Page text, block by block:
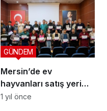
Mersin’de ev
hayvanları satış yeri
sahiplerine eğitim
GÜNDEM
1 yıl önce